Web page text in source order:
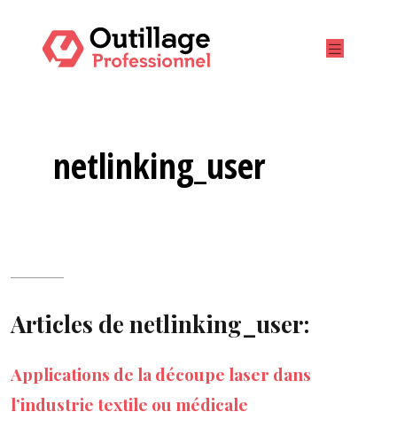
netlinking_user
Articles de netlinking_user:
Applications de la découpe laser dans
l’industrie textile ou médicale